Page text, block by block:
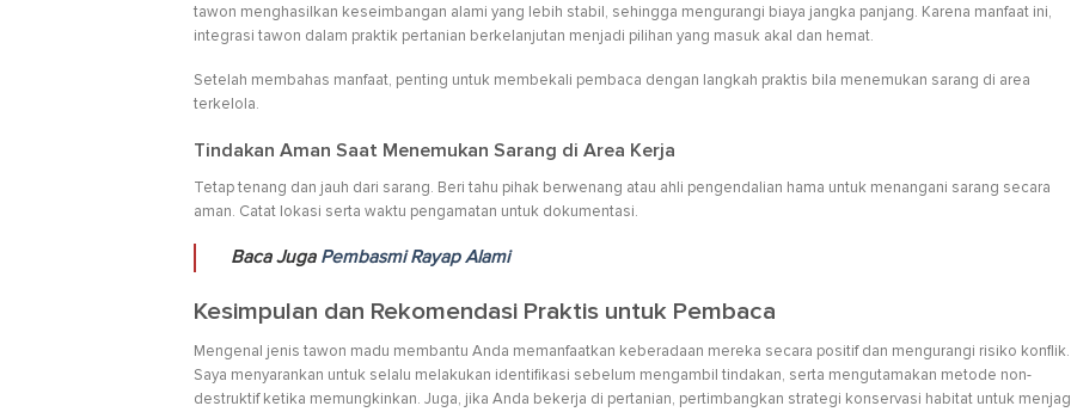
tawon menghasilkan keseimbangan alami yang lebih stabil, sehingga mengurangi biaya jangka panjang. Karena manfaat ini,
integrasi tawon dalam praktik pertanian berkelanjutan menjadi pilihan yang masuk akal dan hemat.
Setelah membahas manfaat, penting untuk membekali pembaca dengan langkah praktis bila menemukan sarang di area
terkelola.
Tindakan Aman Saat Menemukan Sarang di Area Kerja
Tetap tenang dan jauh dari sarang. Beri tahu pihak berwenang atau ahli pengendalian hama untuk menangani sarang secara
aman. Catat lokasi serta waktu pengamatan untuk dokumentasi.
Baca Juga Pembasmi Rayap Alami
Kesimpulan dan Rekomendasi Praktis untuk Pembaca
Mengenal jenis tawon madu membantu Anda memanfaatkan keberadaan mereka secara positif dan mengurangi risiko konflik.
Saya menyarankan untuk selalu melakukan identifikasi sebelum mengambil tindakan, serta mengutamakan metode non-
destruktif ketika memungkinkan. Juga, jika Anda bekerja di pertanian, pertimbangkan strategi konservasi habitat untuk